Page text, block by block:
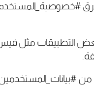
بعض التطبيقات مثل
من